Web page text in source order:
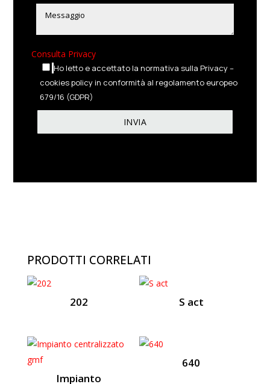
Consulta Privacy
Ho letto e accettato la normativa sulla Privacy –
cookies policy in conformità al regolamento europeo
679/16 (GDPR)
PRODOTTI CORRELATI
202 S act
Impianto
640